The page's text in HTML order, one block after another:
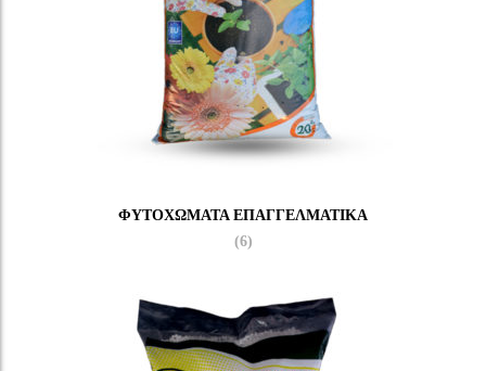
ΦΥΤΟΧΏΜΑΤΑ ΕΠΑΓΓΕΛΜΑΤΙΚΆ
(6)